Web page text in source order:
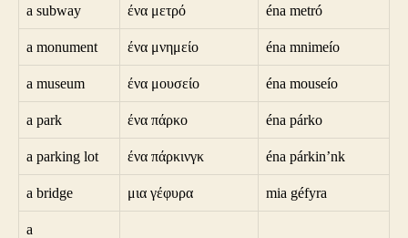
a subway ένα μετρό éna metró
a monument ένα μνημείο éna mnimeío
a museum ένα μουσείο éna mouseío
a park ένα πάρκο éna párko
a parking lot ένα πάρκινγκ éna párkin’nk
a bridge μια γέφυρα mia géfyra
a